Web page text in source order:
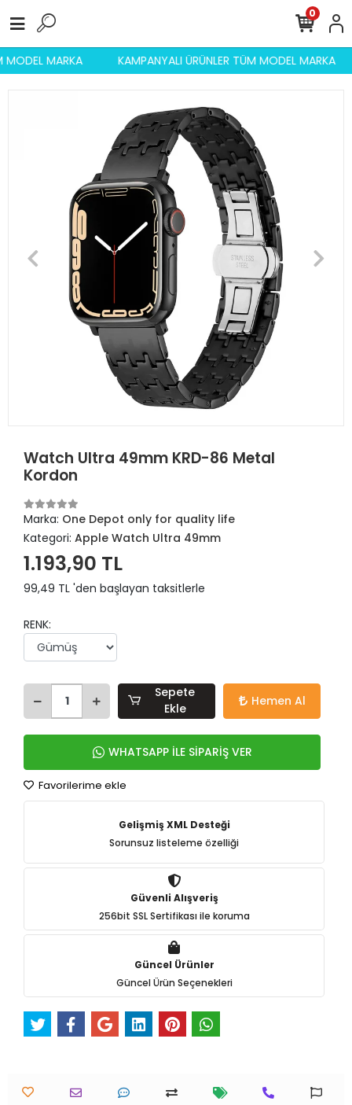
MODEL MARKA KAMPANYALI ÜRÜNLER TÜM MODEL MARKA
0
Watch Ultra 49mm KRD-86 Metal
Kordon
Marka: One Depot only for quality life
Kategori: Apple Watch Ultra 49mm
1.193,90 TL
99,49 TL 'den başlayan taksitlerle
RENK:
Sepete
Ekle
Hemen Al
WHATSAPP İLE SİPARİŞ VER
Favorilerime ekle
Gelişmiş XML Desteği
Sorunsuz listeleme özelliği
Güvenli Alışveriş
256bit SSL Sertifikası ile koruma
Güncel Ürünler
Güncel Ürün Seçenekleri